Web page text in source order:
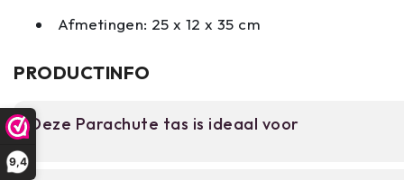
9,4
Afmetingen: 25 x 12 x 35 cm
PRODUCTINFO
Deze Parachute tas is ideaal voor
Voor backpackers, outdoor enthusiasten en